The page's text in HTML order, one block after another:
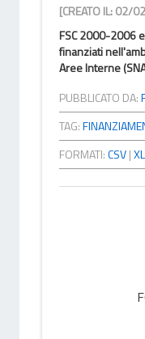
[CREATO IL: 02/
FSC 2000-2006
finanziati
Aree Interne
PUBBLICATO DA:
TAG:
FORMATI:CSV|